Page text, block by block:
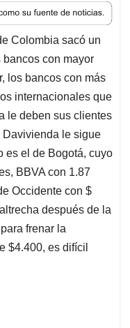
Colombia sacó un
con mayor
los bancos con más
internacionales que
le deben sus clientes
le sigue
es el de Bogotá, cuyo
BBVA con 1.87
Occidente con $
después de la
frenar la
$4.400, es difícil